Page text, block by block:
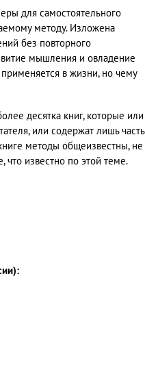
для самостоятельного
методу. Изложена
без повторного
мышления и овладение
в жизни, но чему
десятка книг, которые или
или содержат лишь часть
методы общеизвестны, не
что известно по этой теме.